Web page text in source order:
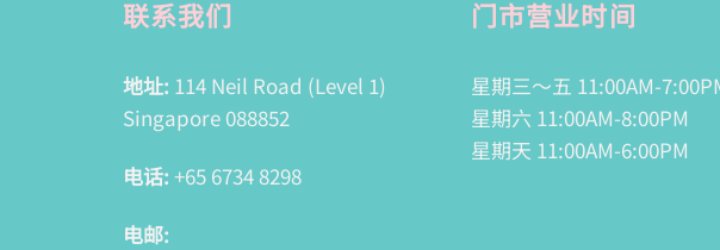
联系我们
地址: 114 Neil Road (Level 1)
Singapore 088852
电话: +65 6734 8298
电邮:
门市营业时间
星期三～五 11:00AM-
星期六 11:00AM-8:00PM
星期天 11:00AM-6:00PM